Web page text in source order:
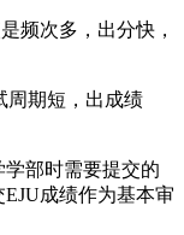
频次多，出分快，
周期短，出成绩
部时需要提交的
成绩作为基本审